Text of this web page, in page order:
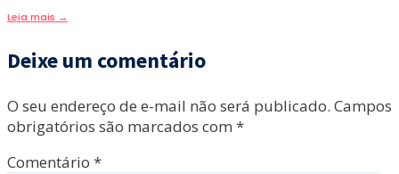
Leia mais →
Deixe um comentário
O seu endereço de e-mail não será publicado. Campos
obrigatórios são marcados com *
Comentário *